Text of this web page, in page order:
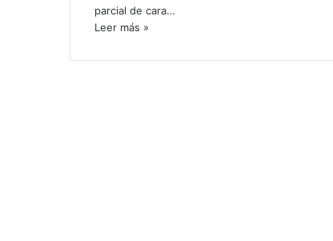
parcial de cara…
Leer más »